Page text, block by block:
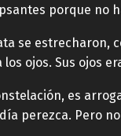
porque no
se
ojos. Sus ojos
es
perezca. Pero